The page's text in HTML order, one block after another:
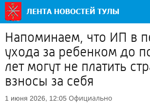
Напоминаем, что ИП в
ухода за ребенком до
лет могут не платить
взносы за себя
1 июня 2026, 12:05 Официально